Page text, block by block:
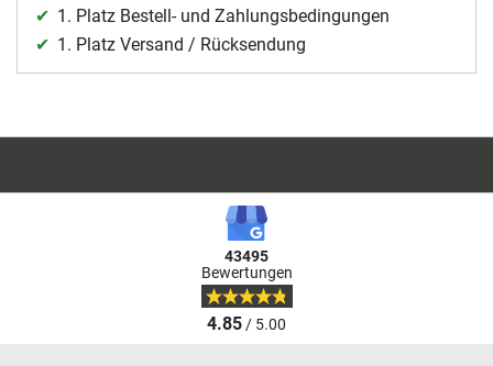
1. Platz Bestell- und Zahlungsbedingungen
1. Platz Versand / Rücksendung
43495
Bewertungen
4.85/ 5.00